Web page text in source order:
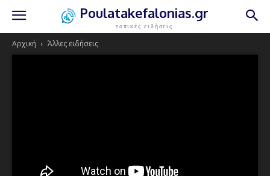
Poulatakefalonias.gr
τοπικές ειδήσεις
Αρχική Άλλες ειδήσεις